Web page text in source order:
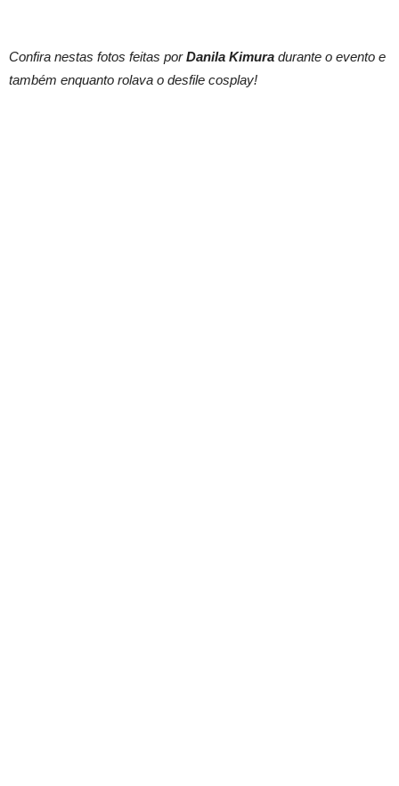
Confira nestas fotos feitas porDanila Kimura durante o evento e
também enquanto rolava o desfile cosplay!